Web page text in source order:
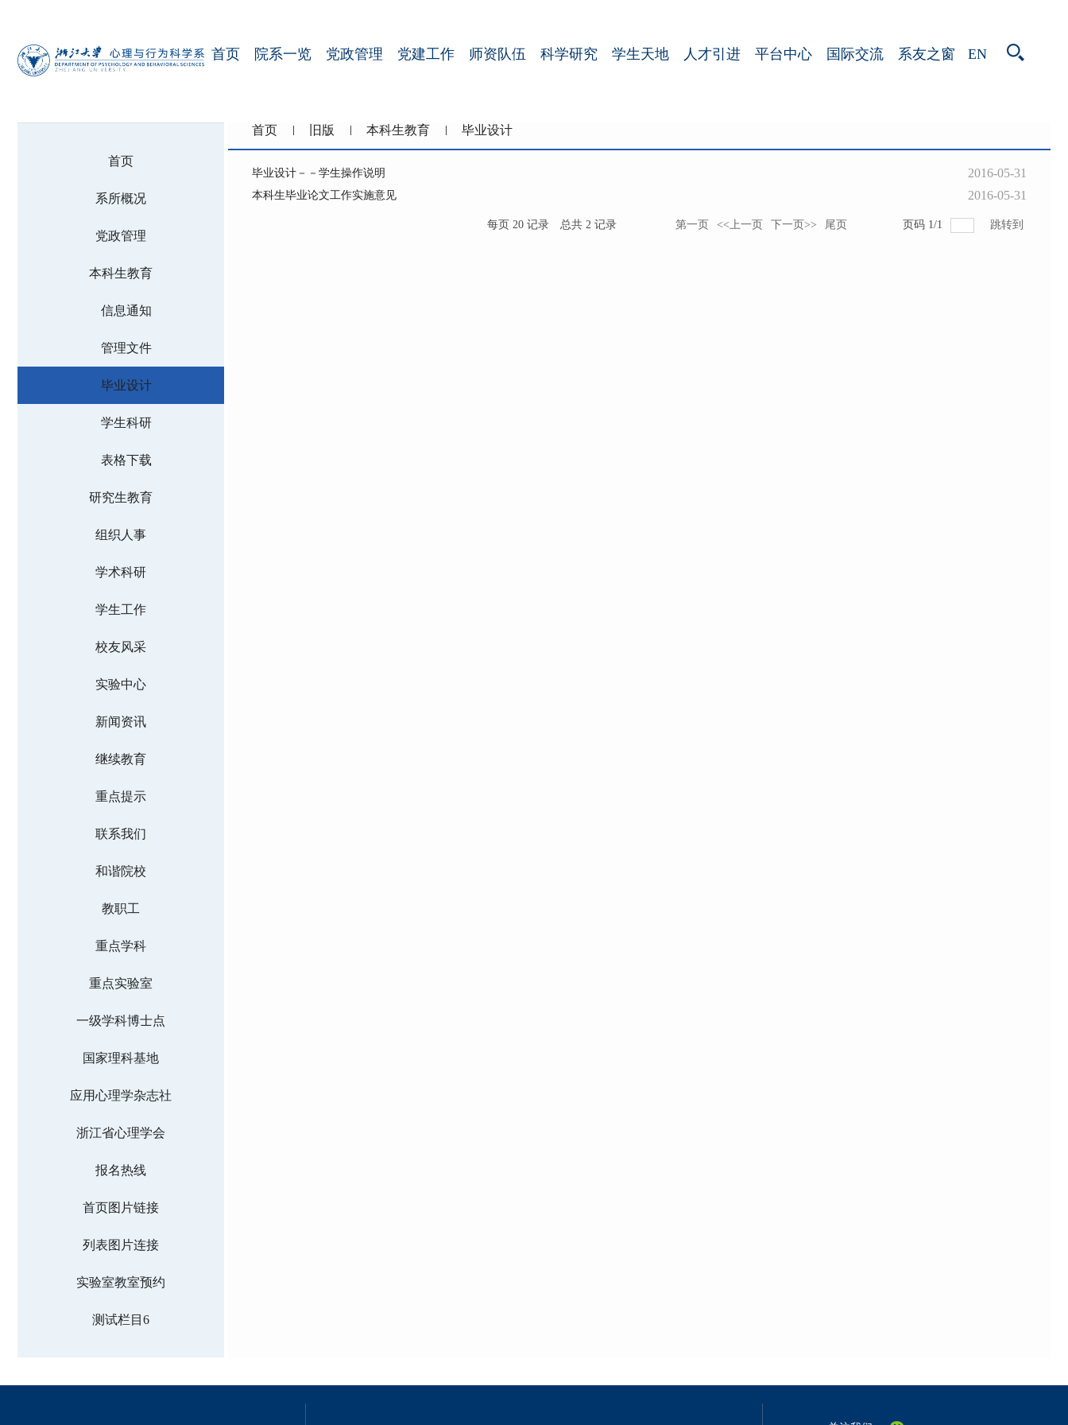
首页 院系一览 党政管理 党建工作 师资队伍 科学研究 学生天地 人才引进 平台中心 国际交流 系友之窗 EN
首页
系所概况
党政管理
本科生教育
信息通知
管理文件
毕业设计
学生科研
表格下载
研究生教育
组织人事
学术科研
学生工作
校友风采
实验中心
新闻资讯
继续教育
重点提示
联系我们
和谐院校
教职工
重点学科
重点实验室
一级学科博士点
国家理科基地
应用心理学杂志社
浙江省心理学会
报名热线
首页图片链接
列表图片连接
实验室教室预约
测试栏目6
首页 旧版 本科生教育 毕业设计
毕业设计－－学生操作说明 2016-05-31
本科生毕业论文工作实施意见 2016-05-31
每页 20 记录 总共 2 记录 第一页 <<上一页 下一页>> 尾页 页码 1/1 跳转到